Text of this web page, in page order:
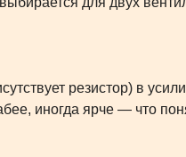
резистор) в
иногда ярче — что